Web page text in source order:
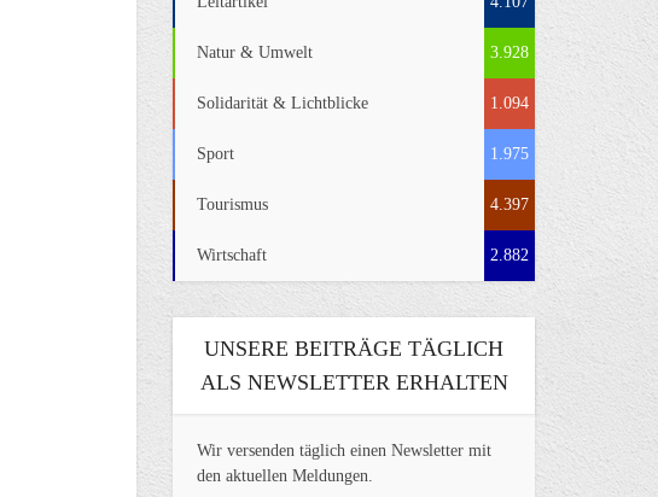
Natur & Umwelt 3.928
Solidarität & Lichtblicke 1.094
Sport 1.975
Tourismus 4.397
Wirtschaft 2.882
UNSERE BEITRÄGE TÄGLICH
ALS NEWSLETTER ERHALTEN
Wir versenden täglich einen Newsletter mit
den aktuellen Meldungen.